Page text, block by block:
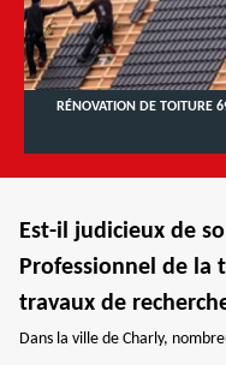
RÉNOVATION DE TOITURE
Est-il judicieux de
Professionnel de la
travaux de
Dans la ville de Charly,